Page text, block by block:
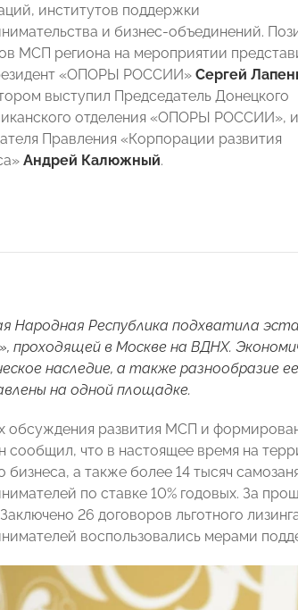
институтов поддержки
и бизнес-объединений.
МСП региона на мероприятии
«ОПОРЫ РОССИИ» Сергей
выступил Председатель Донецкого
отделения «ОПОРЫ РОССИИ»,
Правления «Корпорации развития
Андрей Калюжный.
Народная Республика подхватила
проходящей в Москве на ВДНХ.
наследие, а также разнообразие
на одной площадке.
обсуждения развития МСП и
сообщил, что в настоящее время на
бизнеса, а также более 14 тысяч
по ставке 10% годовых. За
26 договоров льготного
воспользовались мерами